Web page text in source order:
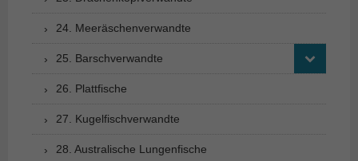
24. Meeräschenverwandte
25. Barschverwandte
26. Plattfische
27. Kugelfischverwandte
28. Australische Lungenfische